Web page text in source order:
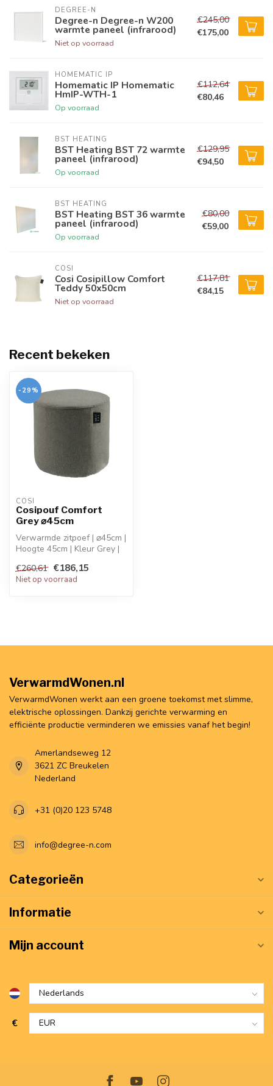
DEGREE-N
Degree-n Degree-n W200
warmte paneel (infrarood)
Niet op voorraad
€245,00
€175,00
HOMEMATIC IP
Homematic IP Homematic
HmIP-WTH-1
Op voorraad
€112,64
€80,46
BST HEATING
BST Heating BST 72 warmte
paneel (infrarood)
Op voorraad
€129,95
€94,50
BST HEATING
BST Heating BST 36 warmte
paneel (infrarood)
Op voorraad
€80,00
€59,00
COSI
Cosi Cosipillow Comfort
Teddy 50x50cm
Niet op voorraad
€117,81
€84,15
Recent bekeken
-29%
COSI
Cosipouf Comfort
Grey ⌀45cm
Verwarmde zitpoef | ⌀45cm |
Hoogte 45cm | Kleur Grey |
€260,61 €186,15
Niet op voorraad
VerwarmdWonen.nl
VerwarmdWonen werkt aan een groene toekomst met slimme,
elektrische oplossingen. Dankzij gerichte verwarming en
efficiënte productie verminderen we emissies vanaf het begin!
Amerlandseweg 12
3621 ZC Breukelen
Nederland
+31 (0)20 123 5748
info@degree-n.com
Categorieën
Informatie
Mijn account
€